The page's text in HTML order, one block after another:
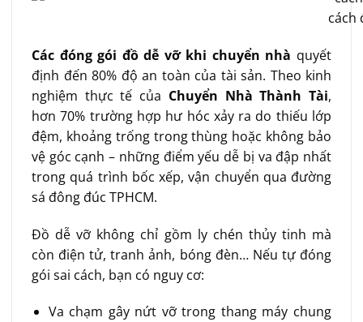
cách
Các đóng gói đồ dễ vỡ khi chuyển nhà quyết
định đến 80% độ an toàn của tài sản. Theo kinh
nghiệm thực tế của Chuyển Nhà Thành Tài,
hơn 70% trường hợp hư hóc xảy ra do thiếu lớp
đệm, khoảng trống trong thùng hoặc không bảo
vệ góc cạnh – những điểm yếu dễ bị va đập nhất
trong quá trình bốc xếp, vận chuyển qua đường
sá đông đúc TPHCM.
Đồ dễ vỡ không chỉ gồm ly chén thủy tinh mà
còn điện tử, tranh ảnh, bóng đèn… Nếu tự đóng
gói sai cách, bạn có nguy cơ:
Va chạm gây nứt vỡ trong thang máy chung